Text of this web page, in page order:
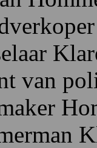
K
van
H
K